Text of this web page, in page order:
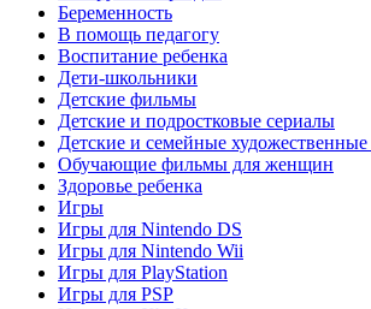
Беременность
В помощь педагогу
Воспитание ребенка
Дети-школьники
Детские фильмы
Детские и подростковые сериалы
Детские и семейные
Обучающие фильмы для женщин
Здоровье ребенка
Игры
Игры для Nintendo DS
Игры для Nintendo Wii
Игры для PlayStation
Игры для PSP